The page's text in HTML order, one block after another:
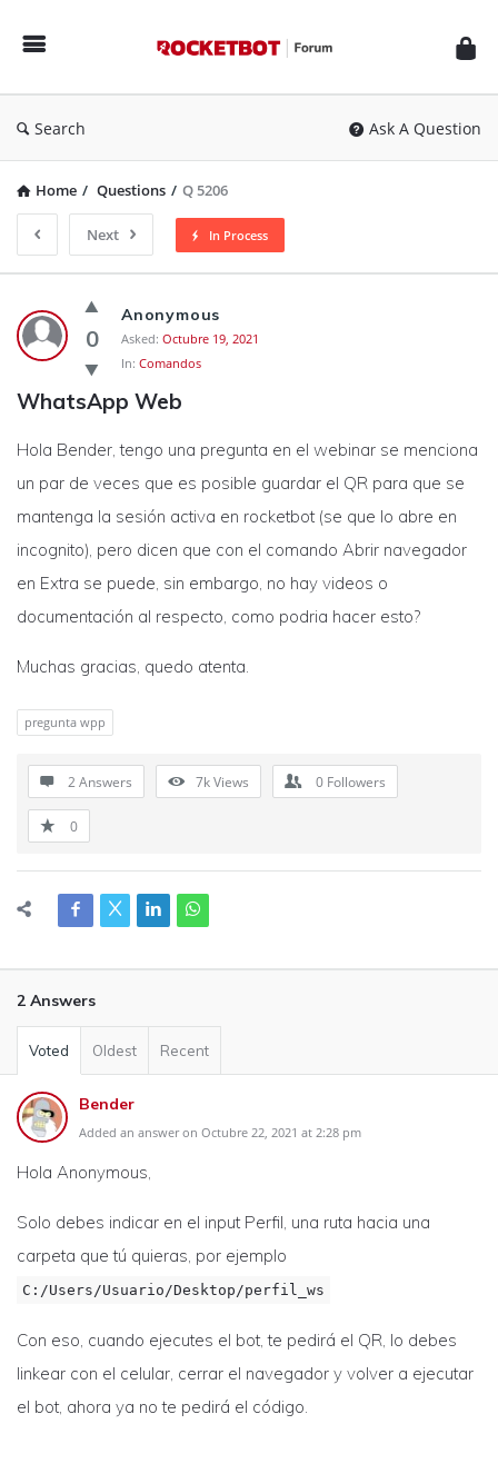
Forum
Search Ask A Question
Home / Questions / Q 5206
Next In Process
Rocketbot
Forum
Latest
Questions
0
Anonymous
Asked: Octubre 19, 2021
In: Comandos
WhatsApp Web
Hola Bender, tengo una pregunta en el webinar se menciona
un par de veces que es posible guardar el QR para que se
mantenga la sesión activa en rocketbot (se que lo abre en
incognito), pero dicen que con el comando Abrir navegador
en Extra se puede, sin embargo, no hay videos o
documentación al respecto, como podria hacer esto?
Muchas gracias, quedo atenta.
pregunta wpp
2 Answers 7kViews 0 Followers
0
2 Answers
Voted Oldest Recent
Bender
Added an answer on Octubre 22, 2021 at 2:28 pm
Hola Anonymous,
Solo debes indicar en el input Perfil, una ruta hacia una
carpeta que tú quieras, por ejemplo
C:/Users/Usuario/Desktop/perfil_ws
Con eso, cuando ejecutes el bot, te pedirá el QR, lo debes
linkear con el celular, cerrar el navegador y volver a ejecutar
el bot, ahora ya no te pedirá el código.